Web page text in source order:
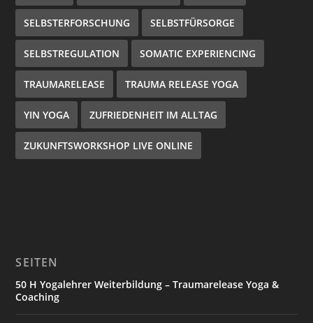
SELBSTERFORSCHUNG SELBSTFÜRSORGE
SELBSTREGULATION SOMATIC EXPERIENCING
TRAUMARELEASE TRAUMA RELEASE YOGA
YIN YOGA ZUFRIEDENHEIT IM ALLTAG
ZUKUNFTSWORKSHOP LIVE ONLINE
SEITEN
50 H Yogalehrer Weiterbildung – Traumarelease Yoga &
Coaching